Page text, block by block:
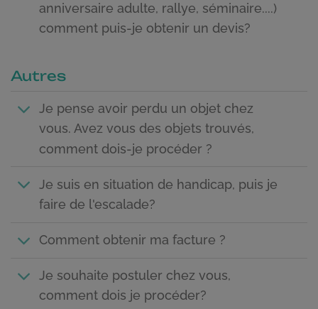
anniversaire adulte, rallye, séminaire....)
comment puis-je obtenir un devis?
Autres
Je pense avoir perdu un objet chez
vous. Avez vous des objets trouvés,
comment dois-je procéder ?
Je suis en situation de handicap, puis je
faire de l'escalade?
Comment obtenir ma facture ?
Je souhaite postuler chez vous,
comment dois je procéder?